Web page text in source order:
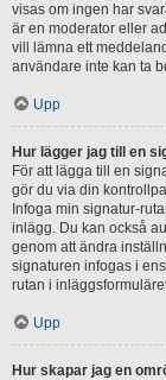
visas om ingen har
är en moderator eller
vill lämna ett
användare inte kan ta
Upp
Hur lägger jag till en
För att lägga till en
gör du via din
Infoga min signatur-
inlägg. Du kan också
genom att ändra
signaturen infogas i
rutan i
Upp
Hur skapar jag en